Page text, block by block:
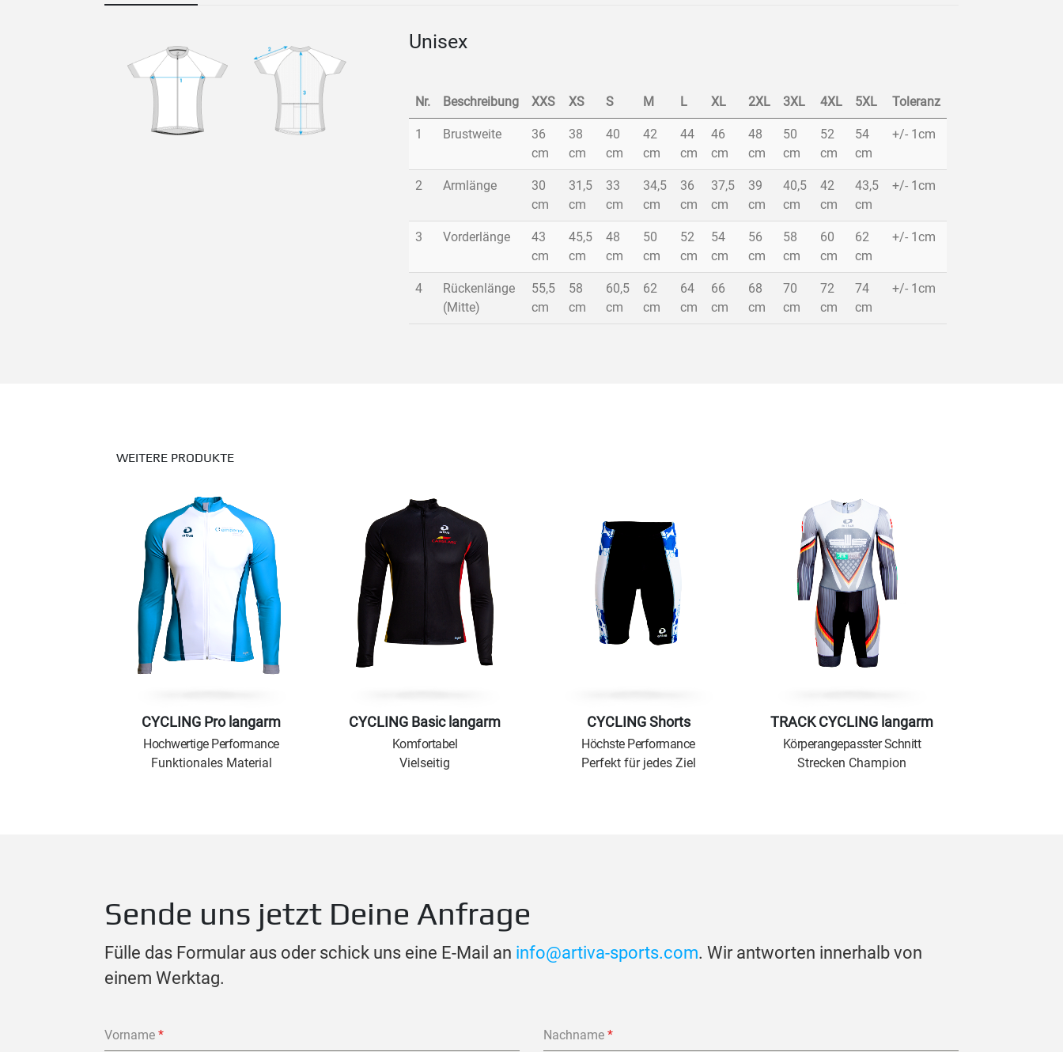
Unisex
Nr. Beschreibung XXS XS S M L XL 2XL 3XL 4XL 5XL Toleranz
1 Brustweite
36
cm
38
cm
40
cm
42
cm
44
cm
46
cm
48
cm
50
cm
52
cm
54
cm
+/- 1cm
2 Armlänge
30
cm
31,5
cm
33
cm
34,5
cm
36
cm
37,5
cm
39
cm
40,5
cm
42
cm
43,5
cm
+/- 1cm
3 Vorderlänge
43
cm
45,5
cm
48
cm
50
cm
52
cm
54
cm
56
cm
58
cm
60
cm
62
cm
+/- 1cm
4
Rückenlänge
(Mitte)
55,5
cm
58
cm
60,5
cm
62
cm
64
cm
66
cm
68
cm
70
cm
72
cm
74
cm
+/- 1cm
WEITERE PRODUKTE
CYCLING Pro langarm
Hochwertige Performance
Funktionales Material
CYCLING Basic langarm
Komfortabel
Vielseitig
CYCLING Shorts
Höchste Performance
Perfekt für jedes Ziel
TRACK CYCLING langarm
Körperangepasster Schnitt
Strecken Champion
Sende uns jetzt Deine Anfrage
Fülle das Formular aus oder schick uns eine E-Mail an info@artiva-sports.com. Wir antworten innerhalb von
einem Werktag.
Vorname * Nachname *